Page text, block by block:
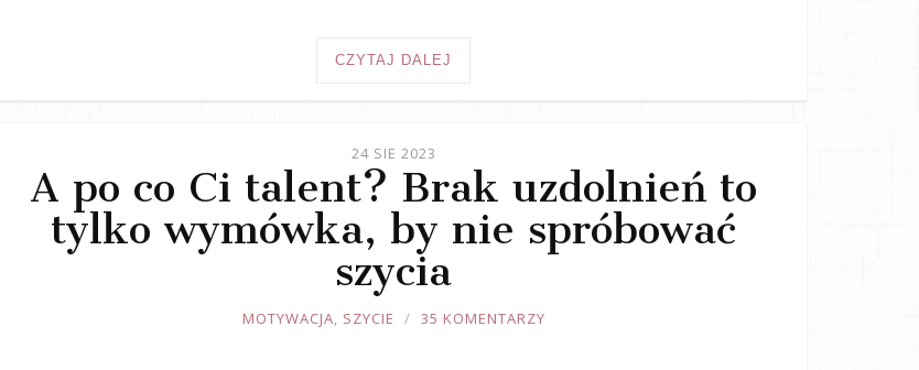
CZYTAJ DALEJ
24 SIE 2023
A po co Ci talent? Brak uzdolnień to
tylko wymówka, by nie spróbować
szycia
JOULE
MOTYWACJA, SZYCIE 35 KOMENTARZY